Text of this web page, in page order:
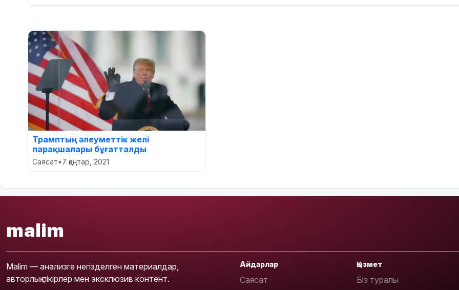
Трамптың әлеуметтік желі
парақшалары бұғатталды
Саясат•7 қаңтар, 2021
malim
Malim — анализге негізделген материалдар,
авторлық пікірлер мен эксклюзив контент.
Айдарлар
Саясат
Қызмет
Біз туралы